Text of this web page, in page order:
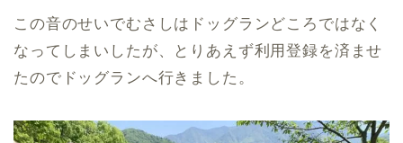
この音のせいでむさしはドッグランどころではなく
なってしまいしたが、とりあえず利用登録を済ませ
たのでドッグランへ行きました。